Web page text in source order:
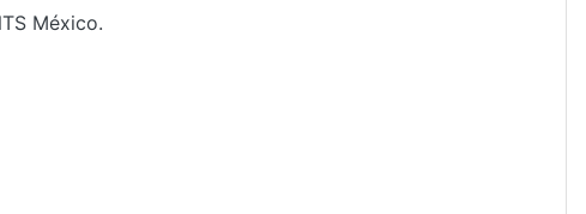
México.